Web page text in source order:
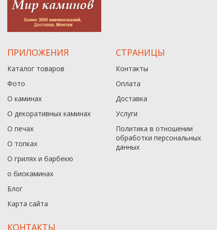
ПРИЛОЖЕНИЯ
Каталог товаров
Фото
О каминах
О декоративных каминах
О печах
О топках
О грилях и барбекю
о биокаминах
Блог
Карта сайта
СТРАНИЦЫ
Контакты
Оплата
Доставка
Услуги
Политика в отношении
обработки персональных
данныx
КОНТАКТЫ